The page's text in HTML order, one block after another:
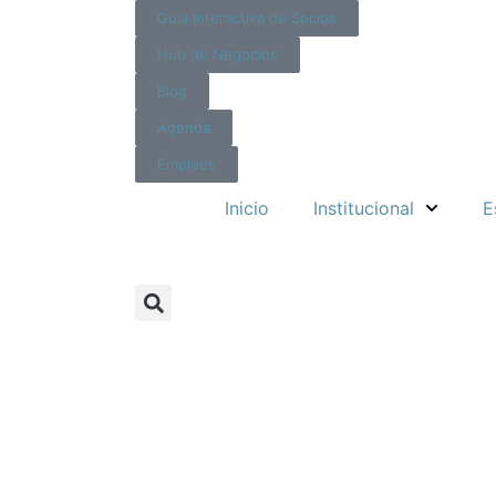
Guía Interactiva de Socios
Hub de Negocios
Blog
Agenda
Empleos
Inicio Institucional